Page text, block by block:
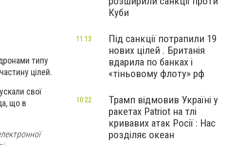
типу
цілей.
свої
що в
Куби
Під санкції потрапили 19
нових цілей . Британія
вдарила по банках і
«тіньовому флоту» рф
11:13
Трамп відмовив Україні у
ракетах Patriot на тлі
кривавих атак Росії : Нас
розділяє океан
10:22